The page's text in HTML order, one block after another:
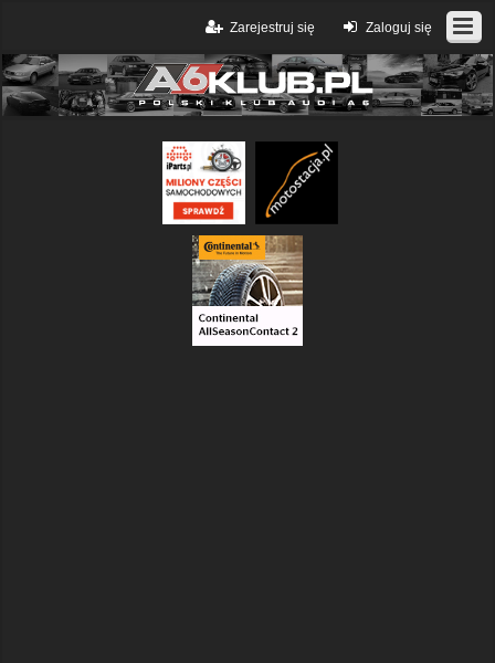
Zaloguj się
Zarejestruj się